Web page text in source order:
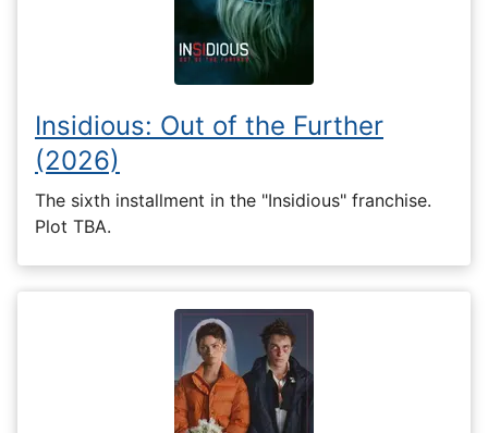
Insidious: Out of the Further
(2026)
The sixth installment in the "Insidious" franchise.
Plot TBA.